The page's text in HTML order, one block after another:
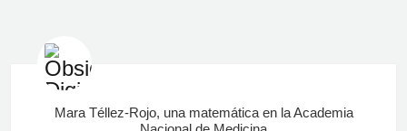
Mara Téllez-Rojo, una matemática en la Academia